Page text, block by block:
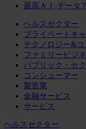
最高ＡＩ,データ
ヘルスセクター
プライベートキ
テクノロジー&
ファミリービジ
パブリック・セ
コンシューマー
製造業
金融サービス
サービス
ヘルスセクター